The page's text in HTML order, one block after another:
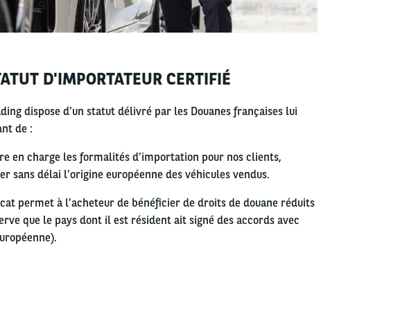
D'IMPORTATEUR CERTIFIÉ
dispose d’un statut délivré par les Douanes françaises lui
de :
en charge les formalités d’importation pour nos clients,
sans délai l’origine européenne des véhicules vendus.
permet à l’acheteur de bénéficier de droits de douane réduits
que le pays dont il est résident ait signé des accords avec